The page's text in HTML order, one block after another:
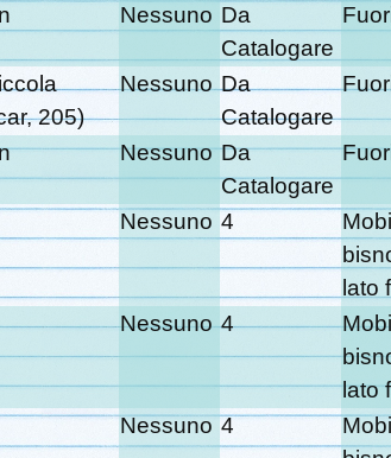
Nessuno Da
Catalogare
205)
NessunoDa
Catalogare
NessunoDa
Catalogare
Nessuno 4
lato
Nessuno4
lato
Nessuno 4